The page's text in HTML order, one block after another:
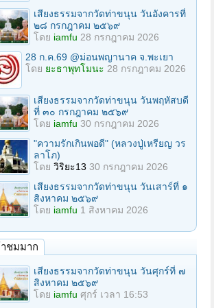
เสียงธรรมจากวัดท่าขนุน วันอังคารที่
๒๘ กรกฎาคม ๒๕๖๙
โดย iamfu 28 กรกฎาคม 2026
28 ก.ค.69 @ม่อนพญานาค จ.พะเยา
โดย ยะธาพุทโมนะ 28 กรกฎาคม 2026
เสียงธรรมจากวัดท่าขนุน วันพฤหัสบดี
ที่ ๓๐ กรกฎาคม ๒๕๖๙
โดย iamfu 30 กรกฎาคม 2026
"ความรักเกินพอดี" (หลวงปู่เหรียญ วร
ลาโภ)
โดย วิริยะ13 30 กรกฎาคม 2026
เสียงธรรมจากวัดท่าขนุน วันเสาร์ที่ ๑
สิงหาคม ๒๕๖๙
โดย iamfu 1 สิงหาคม 2026
าชมมาก
เสียงธรรมจากวัดท่าขนุน วันศุกร์ที่ ๗
สิงหาคม ๒๕๖๙
โดย iamfu ศุกร์ เวลา 16:53